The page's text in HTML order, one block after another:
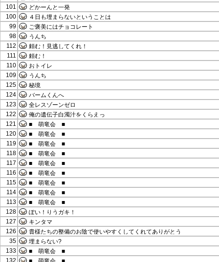
101
どかーんと一発
100
４日も埋まらないということは
99
ご褒美にはチョコレート
98
うんち
112
頼む！見逃してくれ！
111
頼む！
110
おトイレ
109
うんち
125
秘境
124
バームくんへ
123
全レスゾーンゼロ
122
俺の遺伝子白濁汁をくらえっ
121
■ 萌竜会 ■
120
■ 萌竜会 ■
119
■ 萌竜会 ■
118
■ 萌竜会 ■
117
■ 萌竜会 ■
116
■ 萌竜会 ■
115
■ 萌竜会 ■
114
■ 萌竜会 ■
113
■ 萌竜会 ■
128
ぽい！りうガキ！
127
キンタマ
126
貴様たちの整備のお陰で使いやすくしてくれてありがとう
35
埋まらない?
133
■ 萌竜会 ■
132